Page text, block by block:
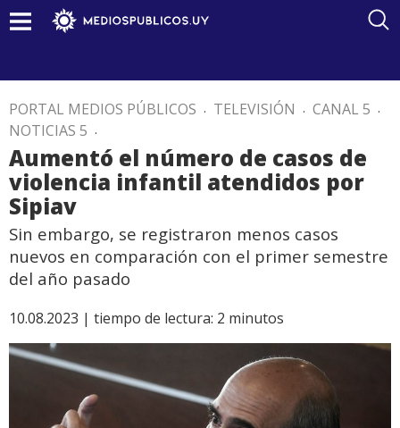
PORTAL MEDIOS PÚBLICOS . TELEVISIÓN . CANAL 5 .
NOTICIAS 5 .
Aumentó el número de casos de
violencia infantil atendidos por
Sipiav
Sin embargo, se registraron menos casos
nuevos en comparación con el primer semestre
del año pasado
10.08.2023 | tiempo de lectura: 2 minutos